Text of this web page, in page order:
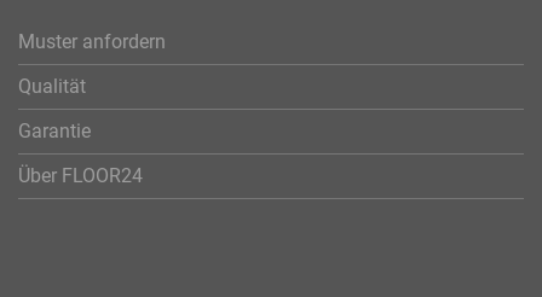
Muster anfordern
Qualität
Garantie
Über FLOOR24